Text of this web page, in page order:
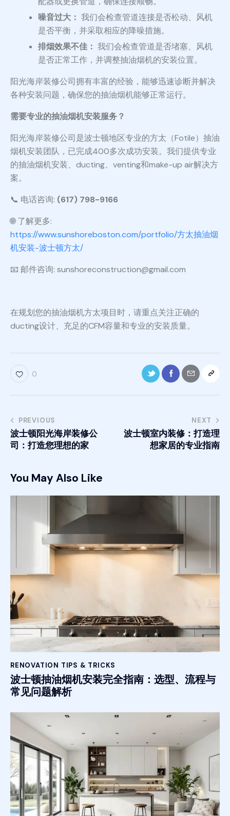
噪音过大： 我们会检查管道连接是否松动、风机
是否平衡，并采取相应的降噪措施。
排烟效果不佳： 我们会检查管道是否堵塞、风机
是否正常工作，并调整抽油烟机的安装位置。
阳光海岸装修公司拥有丰富的经验，能够迅速诊断并解决
各种安装问题，确保您的抽油烟机能够正常运行。
需要专业的抽油烟机安装服务？
阳光海岸装修公司是波士顿地区专业的方太（Fotile）抽油
烟机安装团队，已完成400多次成功安装。我们提供专业
的抽油烟机安装、ducting、venting和make-up air解决方
案。
📞 电话咨询: (617) 798-9166
🌐 了解更多:
https://www.sunshoreboston.com/portfolio/方太抽油烟
机安装-波士顿方太/
📧 邮件咨询: sunshoreconstruction@gmail.com
在规划您的抽油烟机方太项目时，请重点关注正确的
ducting设计、充足的CFM容量和专业的安装质量。
0
PREVIOUS
波士顿阳光海岸装修公
司：打造您理想的家
NEXT
波士顿室内装修：打造理
想家居的专业指南
You May Also Like
RENOVATION TIPS & TRICKS
波士顿抽油烟机安装完全指南：选型、流程与
常见问题解析